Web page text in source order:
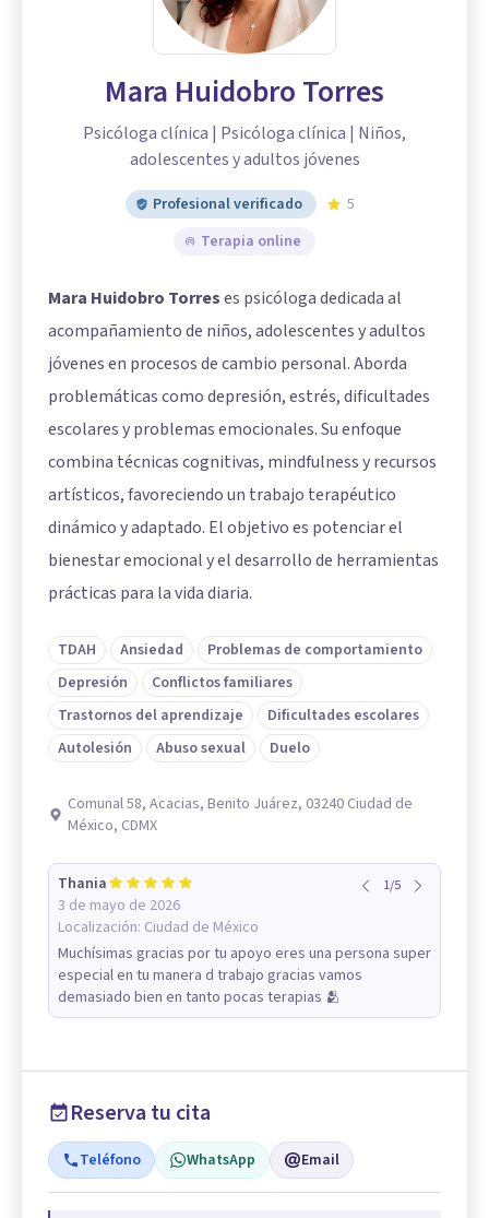
Mara Huidobro Torres
Psicóloga clínica | Psicóloga clínica | Niños,
adolescentes y adultos jóvenes
Profesional verificado
5
Terapia online
Mara Huidobro Torreses psicóloga dedicada al
acompañamiento de niños, adolescentes y adultos
jóvenes en procesos de cambio personal. Aborda
problemáticas como depresión, estrés, dificultades
escolares y problemas emocionales. Su enfoque
combina técnicas cognitivas, mindfulness y recursos
artísticos, favoreciendo un trabajo terapéutico
dinámico y adaptado. El objetivo es potenciar el
bienestar emocional y el desarrollo de herramientas
prácticas para la vida diaria.
TDAH Ansiedad
Problemas de comportamiento
Depresión
Conflictos familiares
Trastornos del aprendizaje
Dificultades escolares
Autolesión
Abuso sexual Duelo
Comunal 58, Acacias, Benito Juárez, 03240 Ciudad de
México, CDMX
Thania
3 de mayo de 2026
Localización: Ciudad de México
1/5
Muchísimas gracias por tu apoyo eres una persona super
especial en tu manera d trabajo gracias vamos
demasiado bien en tanto pocas terapias 🫂
Reserva tu cita
Teléfono WhatsApp Email